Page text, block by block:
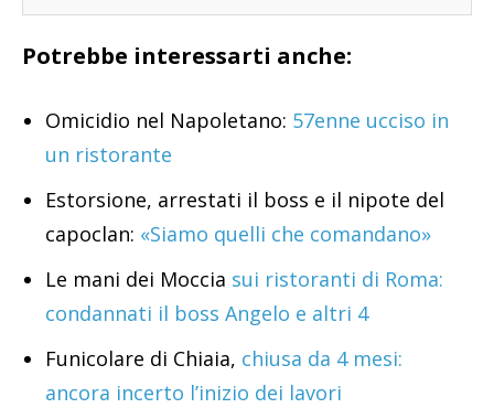
Potrebbe interessarti anche:
Omicidio nel Napoletano: 57enne ucciso in
un ristorante
Estorsione, arrestati il boss e il nipote del
capoclan: «Siamo quelli che comandano»
Le mani dei Moccia sui ristoranti di Roma:
condannati il boss Angelo e altri 4
Funicolare di Chiaia, chiusa da 4 mesi:
ancora incerto l’inizio dei lavori